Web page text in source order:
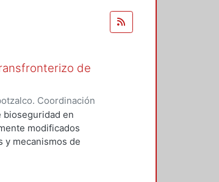
de
Coordinación
JORGE
bioseguridad en
modificados
y mecanismos de